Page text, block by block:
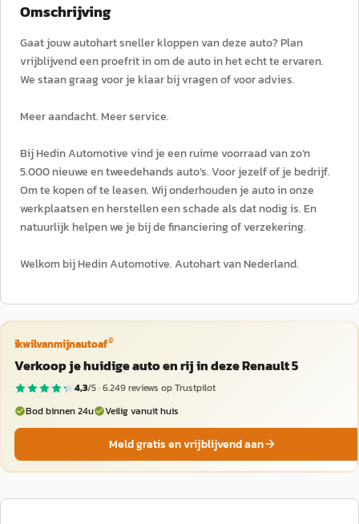
Omschrijving
Gaat jouw autohart sneller kloppen van deze auto? Plan
vrijblijvend een proefrit in om de auto in het echt te ervaren.
We staan graag voor je klaar bij vragen of voor advies.
Meer aandacht. Meer service.
Bij Hedin Automotive vind je een ruime voorraad van zo’n
5.000 nieuwe en tweedehands auto’s. Voor jezelf of je bedrijf.
Om te kopen of te leasen. Wij onderhouden je auto in onze
werkplaatsen en herstellen een schade als dat nodig is. En
natuurlijk helpen we je bij de financiering of verzekering.
Welkom bij Hedin Automotive. Autohart van Nederland.
ikwilvanmijnautoaf®
Verkoop je huidige auto en rij in deze Renault 5
4,3/5 ·6.249reviews op Trustpilot
Bod binnen 24u
Veilig vanuit huis
Meld gratis en vrijblijvend aan